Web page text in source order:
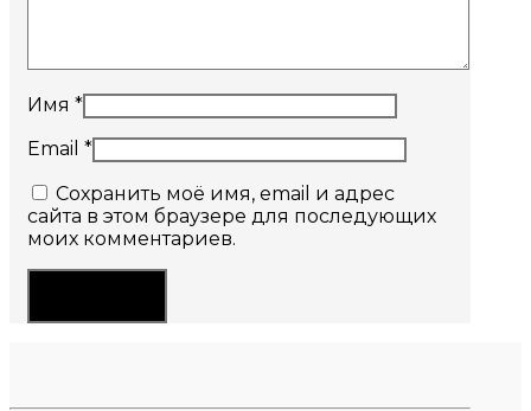
Имя *
Email *
Сохранить моё имя, email и адрес
сайта в этом браузере для последующих
моих комментариев.